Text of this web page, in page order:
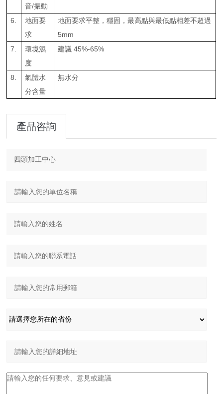
音/振動
6.
地面要
求
地面要求平整，穩固，最高點與最低點相差不超過
5mm
7.
環境濕
度
建議 45%-65%
8.
氣體水
分含量
無水分
產品咨詢